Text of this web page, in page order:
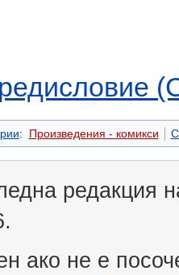
: Произведения - комикси
редакция
ако не е